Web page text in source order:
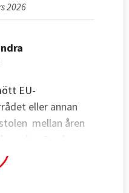
2026
EU-
eller annan
mellan åren
har Sverige
förlorat 38
I tre fall
en tvist blev